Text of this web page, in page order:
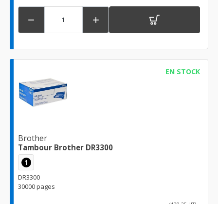
 
EN STOCK
Brother
Tambour Brother DR3300
1
DR3300
30000 pages